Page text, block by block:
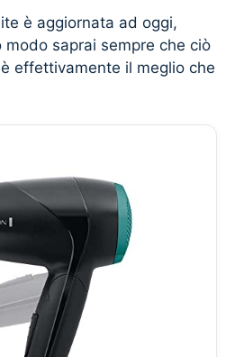
è aggiornata ad oggi,
modo saprai sempre che ciò
effettivamente il meglio che